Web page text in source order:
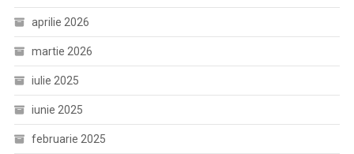
aprilie 2026
martie 2026
iulie 2025
iunie 2025
februarie 2025